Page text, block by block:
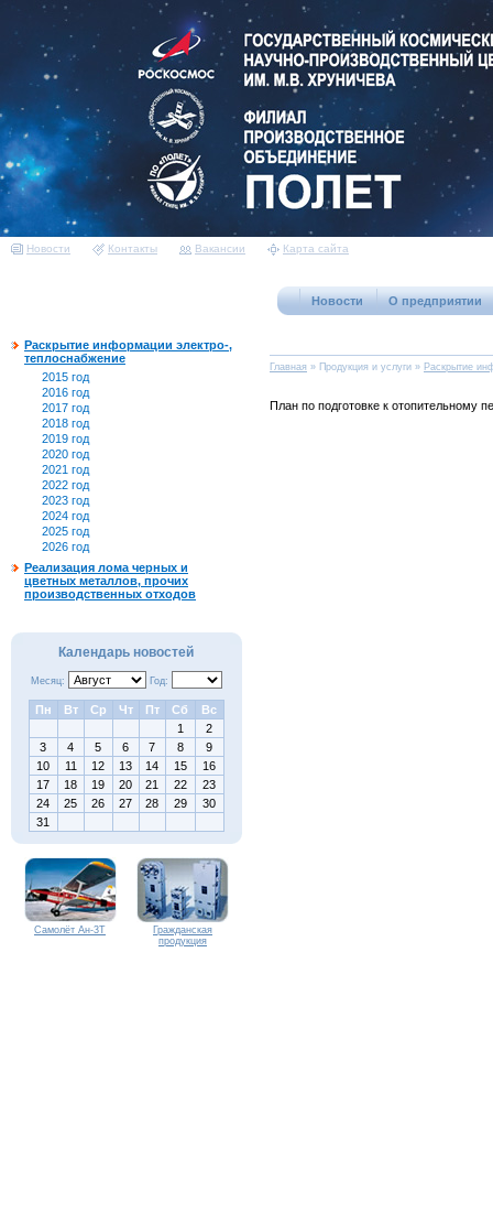
Новости Контакты Вакансии Карта сайта
Новости О предприятии
Раскрытие информации электро-,
теплоснабжение
2015 год
2016 год
2017 год
2018 год
2019 год
2020 год
2021 год
2022 год
2023 год
2024 год
2025 год
2026 год
Реализация лома черных и
цветных металлов, прочих
производственных отходов
Календарь новостей
Месяц: Год:
Пн Вт Ср Чт Пт Сб
Вс
1
2
3
4 5 6 7 8
9
10
11 12 13 14 15
16
17
18 19 20 21 22
23
24
25 26 27 28 29
30
31
Самолёт Ан-3Т
Гражданская
продукция
Главная » Продукция и услуги » Раскрытие
План по подготовке к отопительному